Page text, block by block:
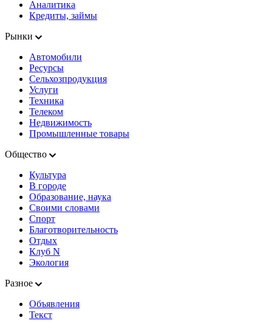
Аналитика
Кредиты, займы
Рынки
Автомобили
Ресурсы
Сельхозпродукция
Услуги
Техника
Телеком
Недвижимость
Промышленные товары
Общество
Культура
В городе
Образование, наука
Своими словами
Спорт
Благотворительность
Отдых
Клуб N
Экология
Разное
Объявления
Текст